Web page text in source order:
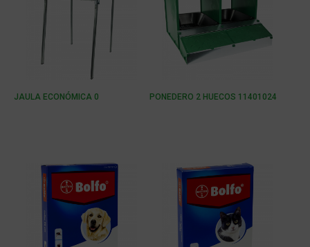
JAULA ECONÓMICA 0 PONEDERO 2 HUECOS 11401024